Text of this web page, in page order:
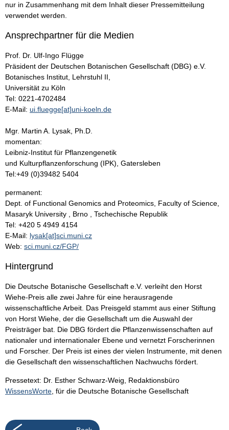
nur in Zusammenhang mit dem Inhalt dieser Pressemitteilung
verwendet werden.
Ansprechpartner für die Medien
Prof. Dr. Ulf-Ingo Flügge
Präsident der Deutschen Botanischen Gesellschaft (DBG) e.V.
Botanisches Institut, Lehrstuhl II,
Universität zu Köln
Tel: 0221-4702484
E-Mail: ui.fluegge[at]uni-koeln.de
Mgr. Martin A. Lysak, Ph.D.
momentan:
Leibniz-Institut für Pflanzengenetik
und Kulturpflanzenforschung (IPK), Gatersleben
Tel:+49 (0)39482 5404
permanent:
Dept. of Functional Genomics and Proteomics, Faculty of Science,
Masaryk University , Brno , Tschechische Republik
Tel: +420 5 4949 4154
E-Mail: lysak[at]sci.muni.cz
Web: sci.muni.cz/FGP/
Hintergrund
Die Deutsche Botanische Gesellschaft e.V. verleiht den Horst
Wiehe-Preis alle zwei Jahre für eine herausragende
wissenschaftliche Arbeit. Das Preisgeld stammt aus einer Stiftung
von Horst Wiehe, der die Gesellschaft um die Auswahl der
Preisträger bat. Die DBG fördert die Pflanzenwissenschaften auf
nationaler und internationaler Ebene und vernetzt Forscherinnen
und Forscher. Der Preis ist eines der vielen Instrumente, mit denen
die Gesellschaft den wissenschaftlichen Nachwuchs fördert.
Pressetext: Dr. Esther Schwarz-Weig, Redaktionsbüro
WissensWorte, für die Deutsche Botanische Gesellschaft